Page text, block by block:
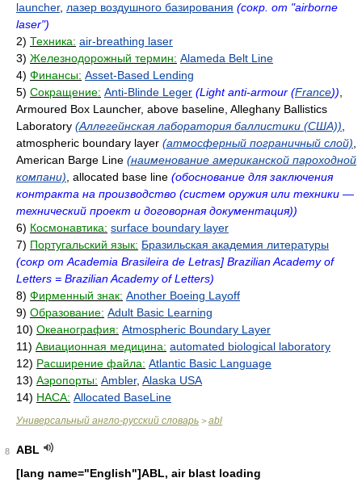
launcher, лазер воздушного базирования (сокр. от "airborne
laser")
2) Техника: air-breathing laser
3) Железнодорожный термин: Alameda Belt Line
4) Финансы: Asset-Based Lending
5) Сокращение: Anti-Blinde Leger (Light anti-armour (France))
Armoured Box Launcher, above baseline, Alleghany Ballistics
Laboratory (Аллегейнская лаборатория баллистики (США))
atmospheric boundary layer (атмосферный пограничный слой)
American Barge Line (наименование американской пароходной
компани) , allocated base line (обоснование для заключения
контракта на производство (систем оружия или техники —
технический проект и договорная документация))
6) Космонавтика: surface boundary layer
7) Португальский язык: Бразильская академия литературы
(сокр от Academia Brasileira de Letras] Brazilian Academy of
Letters = Brazilian Academy of Letters)
8) Фирменный знак: Another Boeing Layoff
9) Образование: Adult Basic Learning
10) Океанография: Atmospheric Boundary Layer
11) Авиационная медицина: automated biological laboratory
12) Расширение файла: Atlantic Basic Language
13) Аэропорты: Ambler, Alaska USA
14) НАСА: Allocated BaseLine
Универсальный англо-русский словарь > abl
8
ABL
[lang name="English"]ABL, air blast loading